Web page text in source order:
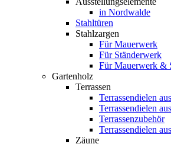
in Nordwalde
Stahltüren
Stahlzargen
Für Mauerwerk
Für Ständerwerk
Für Mauerwerk &
Gartenholz
Terrassen
Terrassendielen
Terrassendielen
Terrassenzubehör
Terrassendielen
Zäune